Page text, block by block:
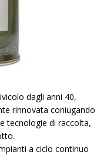
dagli anni 40,
rinnovata coniugando
tecnologie di raccolta,
a ciclo continuo